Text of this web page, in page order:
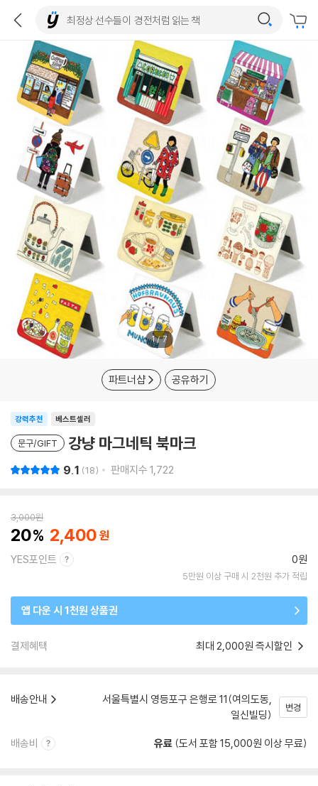
1/7
파트너샵 공유하기
베스트셀러
강력추천
문구/GIFT 강냥 마그네틱 북마크
9.1 18 판매지수 1,722
3,000원
20 2,400
YES포인트 0원
5만원 이상 구매 시 2천원 추가 적립
앱 다운 시 1천원 상품권
결제혜택 최대 2,000원 즉시할인
배송안내
서울특별시 영등포구 은행로 11(여의도동,
일신빌딩)
변경
배송비 유료 (도서 포함 15,000원 이상 무료)